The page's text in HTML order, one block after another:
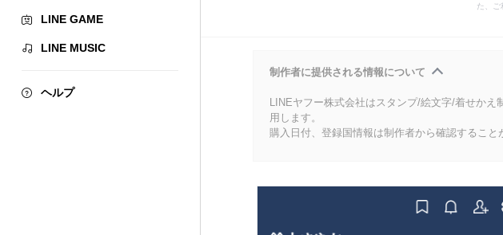
LINE GAME
LINE MUSIC
ヘルプ
た、ご
制作者に提供される情報について
LINEヤフー株式会社はスタンプ/絵文字/着せか
用します。
購入日付、登録国情報は制作者から確認するこ